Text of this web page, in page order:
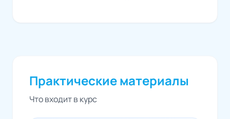
Практические материалы
Что входит в курс